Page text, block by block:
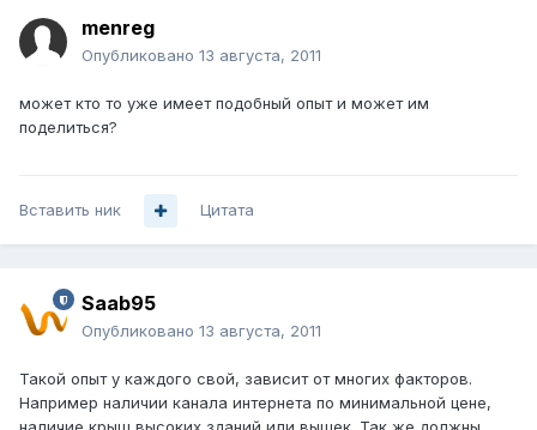
menreg
Опубликовано 13 августа, 2011
может кто то уже имеет подобный опыт и может им
поделиться?
Вставить ник Цитата
Saab95
Опубликовано 13 августа, 2011
Такой опыт у каждого свой, зависит от многих факторов.
Например наличии канала интернета по минимальной цене,